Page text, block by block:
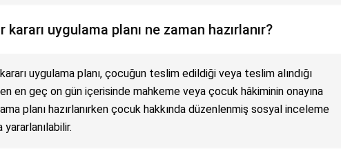
uygulama planı ne zaman hazırlanır?
uygulama planı, çocuğun teslim edildiği veya teslim alındığı
en geç on gün içerisinde mahkeme veya çocuk hâkiminin onayına
planı hazırlanırken çocuk hakkında düzenlenmiş sosyal inceleme